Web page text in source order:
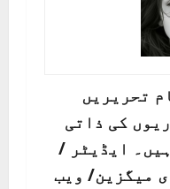
تحریریں
کی ذاتی
ایڈیٹر /
میگزین/ ویب